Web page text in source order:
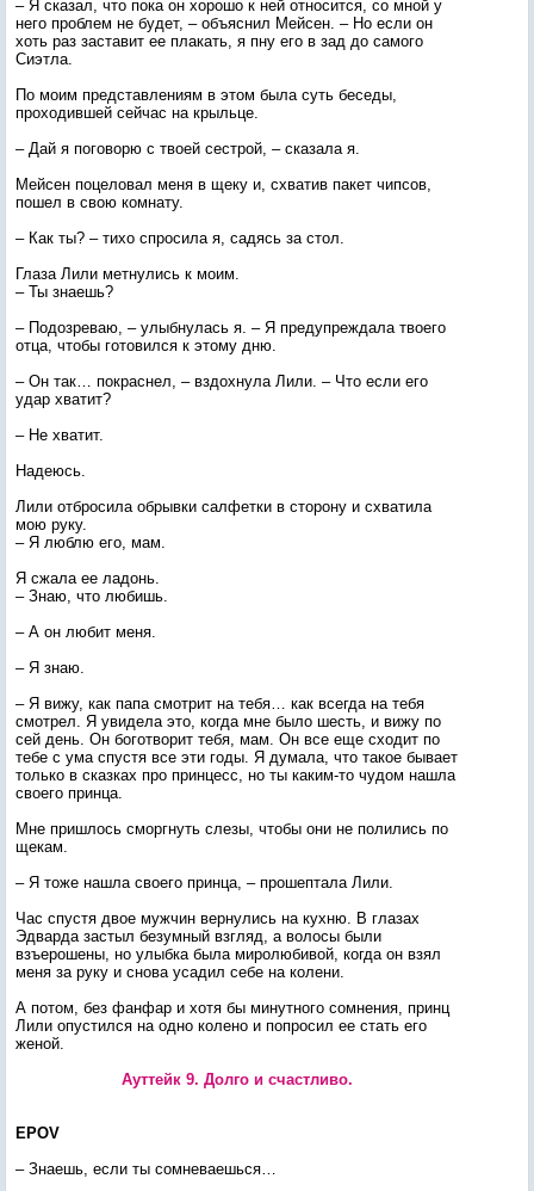
– Я сказал, что пока он хорошо к ней относится, со мной у
него проблем не будет, – объяснил Мейсен. – Но если он
хоть раз заставит ее плакать, я пну его в зад до самого
Сиэтла.
По моим представлениям в этом была суть беседы,
проходившей сейчас на крыльце.
– Дай я поговорю с твоей сестрой, – сказала я.
Мейсен поцеловал меня в щеку и, схватив пакет чипсов,
пошел в свою комнату.
– Как ты? – тихо спросила я, садясь за стол.
Глаза Лили метнулись к моим.
– Ты знаешь?
– Подозреваю, – улыбнулась я. – Я предупреждала твоего
отца, чтобы готовился к этому дню.
– Он так… покраснел, – вздохнула Лили. – Что если его
удар хватит?
– Не хватит.
Надеюсь.
Лили отбросила обрывки салфетки в сторону и схватила
мою руку.
– Я люблю его, мам.
Я сжала ее ладонь.
– Знаю, что любишь.
– А он любит меня.
– Я знаю.
– Я вижу, как папа смотрит на тебя… как всегда на тебя
смотрел. Я увидела это, когда мне было шесть, и вижу по
сей день. Он боготворит тебя, мам. Он все еще сходит по
тебе с ума спустя все эти годы. Я думала, что такое бывает
только в сказках про принцесс, но ты каким-то чудом нашла
своего принца.
Мне пришлось сморгнуть слезы, чтобы они не полились по
щекам.
– Я тоже нашла своего принца, – прошептала Лили.
Час спустя двое мужчин вернулись на кухню. В глазах
Эдварда застыл безумный взгляд, а волосы были
взъерошены, но улыбка была миролюбивой, когда он взял
меня за руку и снова усадил себе на колени.
А потом, без фанфар и хотя бы минутного сомнения, принц
Лили опустился на одно колено и попросил ее стать его
женой.
Ауттейк 9. Долго и счастливо.
EPOV
– Знаешь, если ты сомневаешься…